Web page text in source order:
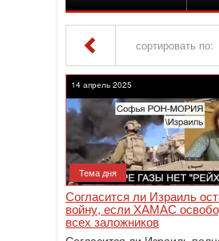
сортировать по:
»
14 апрель 2025
Тема дня
Согласится ли Израиль
войну, если ХАМАС
всех заложников